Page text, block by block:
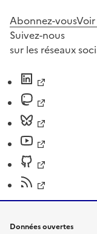
Abonnez-vous
Suivez-nous
sur les réseaux
Données ouvertes